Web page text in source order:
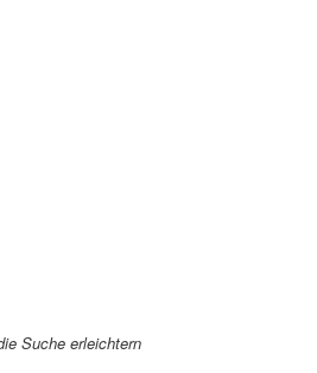
Suche erleichtern